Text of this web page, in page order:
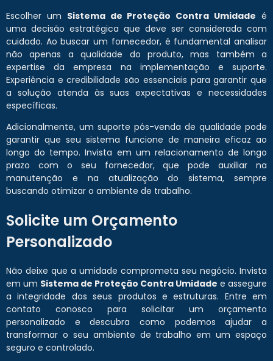
Escolher um Sistema de Proteção Contra Umidade é
uma decisão estratégica que deve ser considerada com
cuidado. Ao buscar um fornecedor, é fundamental analisar
não apenas a qualidade do produto, mas também a
expertise da empresa na implementação e suporte.
Experiência e credibilidade são essenciais para garantir que
a solução atenda às suas expectativas e necessidades
específicas.
Adicionalmente, um suporte pós-venda de qualidade pode
garantir que seu sistema funcione de maneira eficaz ao
longo do tempo. Invista em um relacionamento de longo
prazo com o seu fornecedor, que pode auxiliar na
manutenção e na atualização do sistema, sempre
buscando otimizar o ambiente de trabalho.
Solicite um Orçamento
Personalizado
Não deixe que a umidade comprometa seu negócio. Invista
em um Sistema de Proteção Contra Umidade e assegure
a integridade dos seus produtos e estruturas. Entre em
contato conosco para solicitar um orçamento
personalizado e descubra como podemos ajudar a
transformar o seu ambiente de trabalho em um espaço
seguro e controlado.